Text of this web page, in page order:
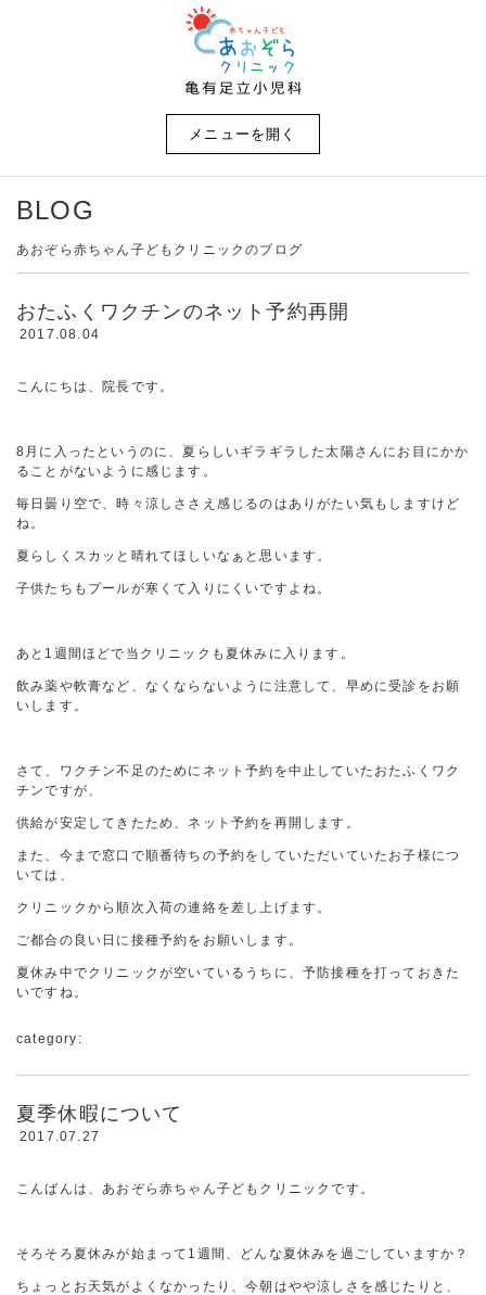
メニューを開く
BLOG
あおぞら赤ちゃん子どもクリニックのブログ
おたふくワクチンのネット予約再開
2017.08.04
こんにちは、院長です。
8月に入ったというのに、夏らしいギラギラした太陽さんにお目にかか
ることがないように感じます。
毎日曇り空で、時々涼しささえ感じるのはありがたい気もしますけど
ね。
夏らしくスカッと晴れてほしいなぁと思います。
子供たちもプールが寒くて入りにくいですよね。
あと1週間ほどで当クリニックも夏休みに入ります。
飲み薬や軟膏など、なくならないように注意して、早めに受診をお願
いします。
さて、ワクチン不足のためにネット予約を中止していたおたふくワク
チンですが、
供給が安定してきたため、ネット予約を再開します。
また、今まで窓口で順番待ちの予約をしていただいていたお子様につ
いては、
クリニックから順次入荷の連絡を差し上げます。
ご都合の良い日に接種予約をお願いします。
夏休み中でクリニックが空いているうちに、予防接種を打っておきた
いですね。
category:
夏季休暇について
2017.07.27
こんばんは、あおぞら赤ちゃん子どもクリニックです。
そろそろ夏休みが始まって1週間、どんな夏休みを過ごしていますか？
ちょっとお天気がよくなかったり、今朝はやや涼しさを感じたりと、